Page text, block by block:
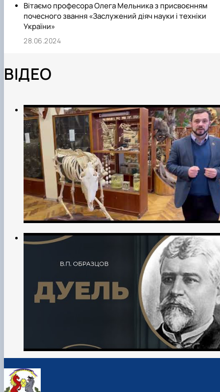
Вітаємо професора Олега Мельника з присвоєнням
почесного звання «Заслужений діяч науки і техніки
України»
28.06.2024
ВІДЕО